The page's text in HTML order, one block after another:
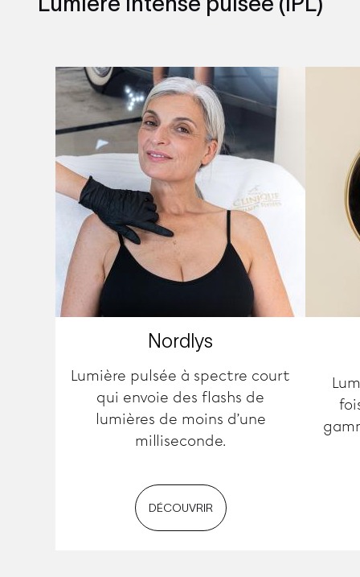
Nordlys
Lumière pulsée à spectre court
qui envoie des flashs de
lumières de moins d’une
milliseconde.
DÉCOUVRIR